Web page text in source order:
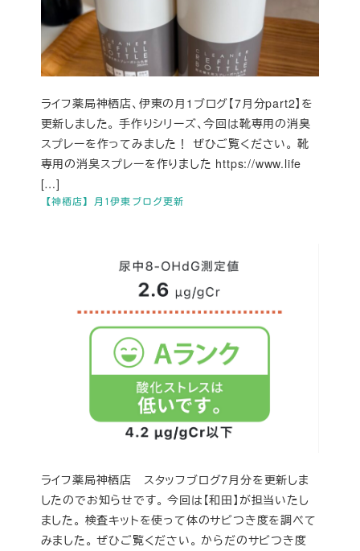
【神栖店】月1伊東ブログ更新
ライフ薬局神栖店、伊東の月1ブログ【7月分part2】を
更新しました。 手作りシリーズ、今回は靴専用の消臭
スプレーを作ってみました！ ぜひご覧ください。 靴
専用の消臭スプレーを作りました https://www.life
[…]
ライフ薬局神栖店 スタッフブログ7月分を更新しま
したのでお知らせです。 今回は【和田】が担当いたし
ました。 検査キットを使って体のサビつき度を調べて
みました。 ぜひご覧ください。 からだのサビつき度